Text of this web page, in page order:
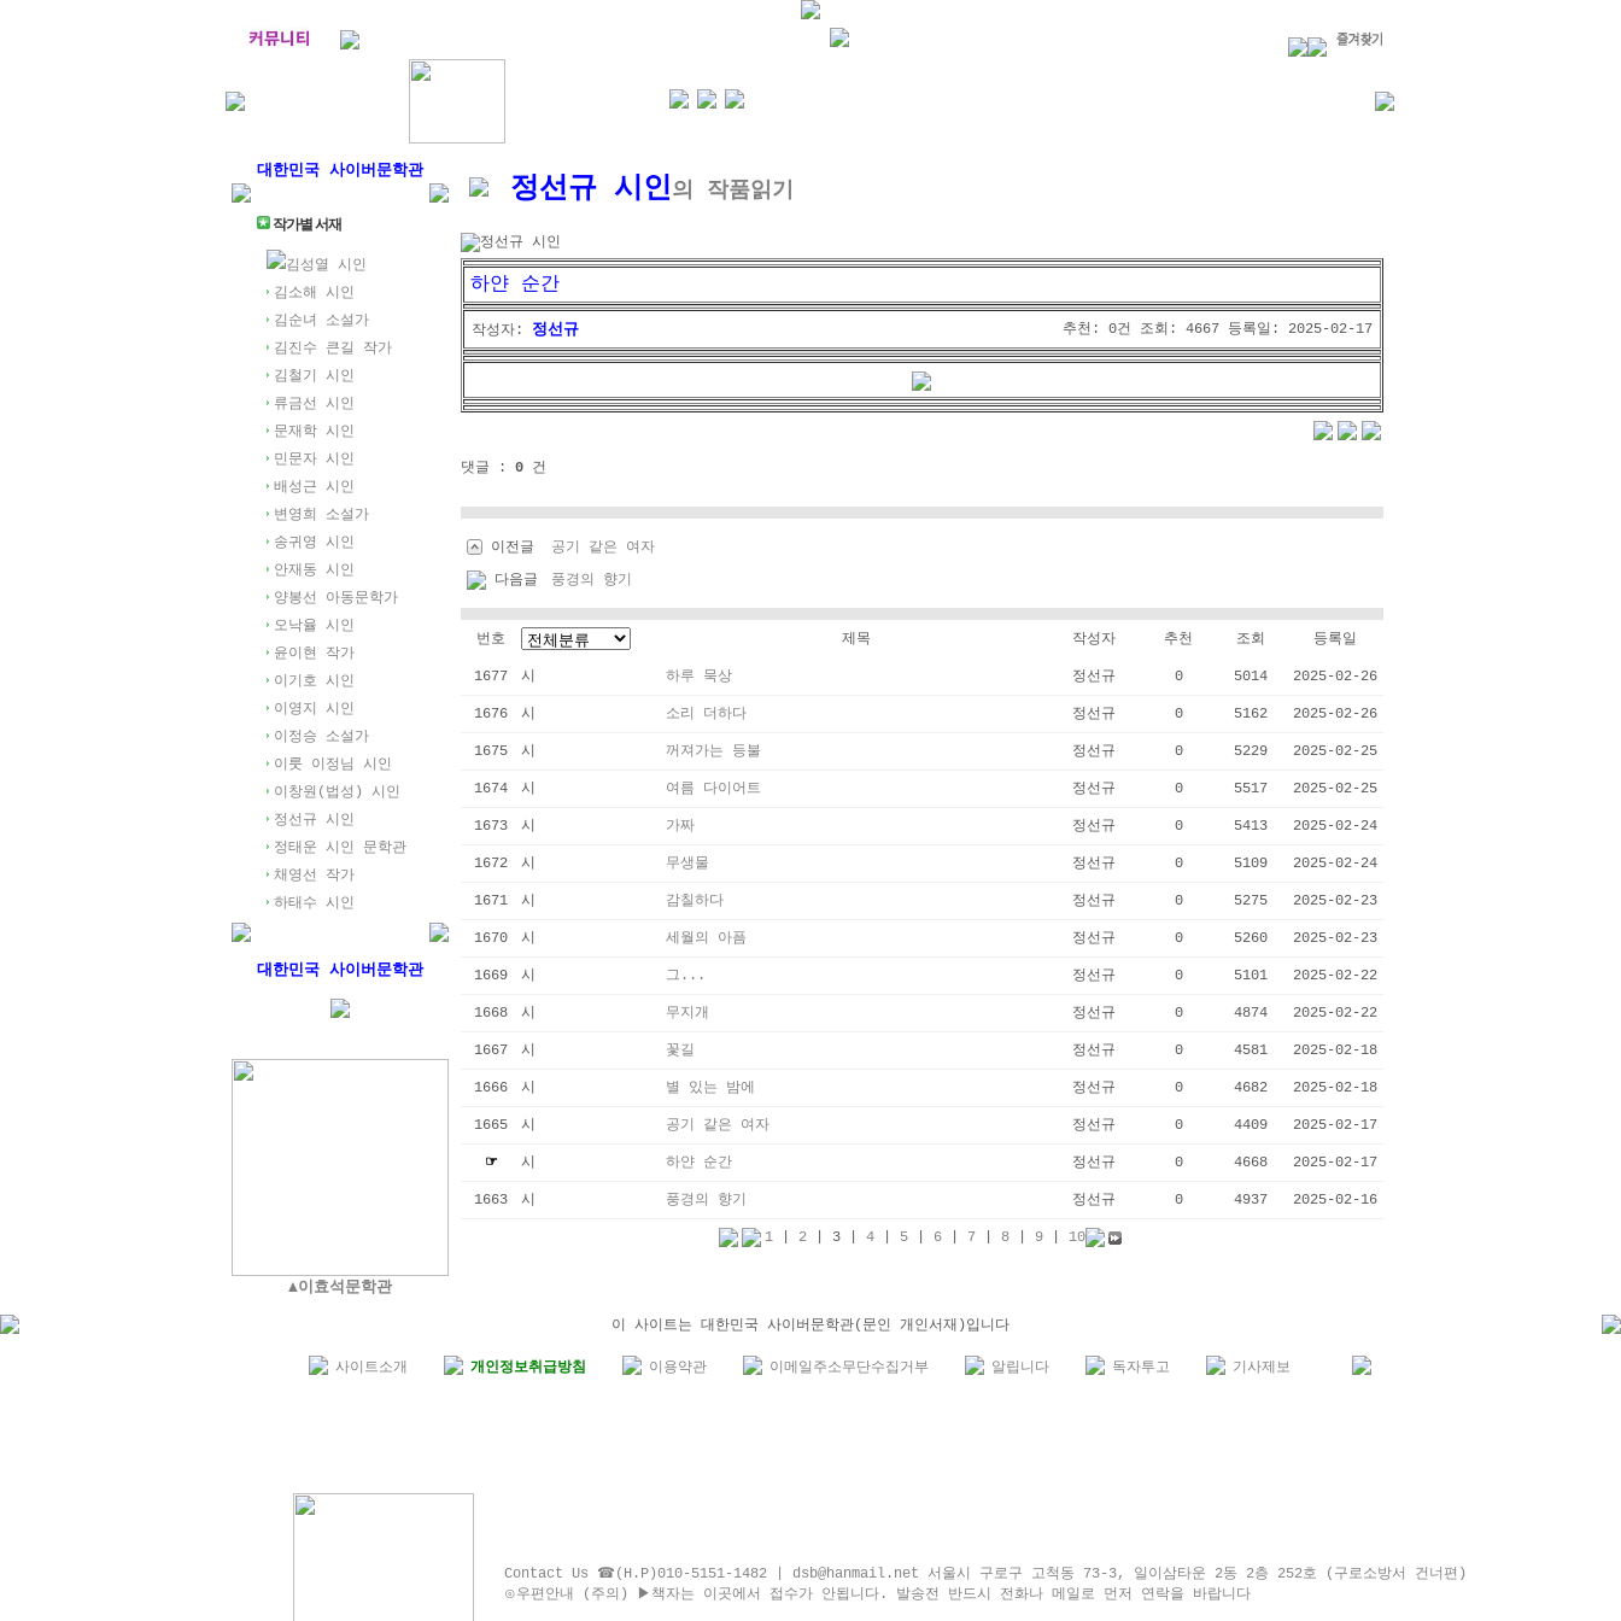
대한민국 사이버문학관
작가별 서재
김성열 시인
김소해 시인
김순녀 소설가
김진수 큰길 작가
김철기 시인
류금선 시인
문재학 시인
민문자 시인
배성근 시인
변영희 소설가
송귀영 시인
안재동 시인
양봉선 아동문학가
오낙율 시인
윤이현 작가
이기호 시인
이영지 시인
이정승 소설가
이룻 이정님 시인
이창원(법성) 시인
정선규 시인
정태운 시인 문학관
채영선 작가
하태수 시인
대한민국 사이버문학관
▲이효석문학관
정선규 시인의 작품읽기
정선규 시인
하얀 순간 ​
작성자: 정선규 추천: 0건 조회: 4667 등록일: 2025-02-17
댓글 : 0 건
이전글
공기 같은 여자
다음글
풍경의 향기
번호 제목 작성자 추천 조회 등록일
1677 시 하루 묵상 정선규 0 5014 2025-02-26
1676 시 소리 더하다 정선규 0 5162 2025-02-26
1675 시 꺼져가는 등불 정선규 0 5229 2025-02-25
1674 시 여름 다이어트 정선규 0 5517 2025-02-25
1673 시 가짜 정선규 0 5413 2025-02-24
1672 시 무생물 정선규 0 5109 2025-02-24
1671 시 감칠하다 정선규 0 5275 2025-02-23
1670 시 세월의 아픔 정선규 0 5260 2025-02-23
1669 시 그... 정선규 0 5101 2025-02-22
1668 시 무지개 정선규 0 4874 2025-02-22
1667 시 꽃길 정선규 0 4581 2025-02-18
1666 시 별 있는 밤에 정선규 0 4682 2025-02-18
1665 시 공기 같은 여자 정선규 0 4409 2025-02-17
☞ 시 하얀 순간 ​ 정선규 0 4668 2025-02-17
1663 시 풍경의 향기 정선규 0 4937 2025-02-16
1 2 3 4 5 6 7 8 9 10
이 사이트는 대한민국 사이버문학관(문인 개인서재)입니다
사이트소개 개인정보취급방침 이용약관 이메일주소무단수집거부 알립니다 독자투고 기사제보
Contact Us ☎(H.P)010-5151-1482 | dsb@hanmail.net 서울시 구로구 고척동 73-3, 일이삼타운 2동 2층 252호 (구로소방서 건너편)
⊙우편안내 (주의) ▶책자는 이곳에서 접수가 안됩니다. 발송전 반드시 전화나 메일로 먼저 연락을 바랍니다